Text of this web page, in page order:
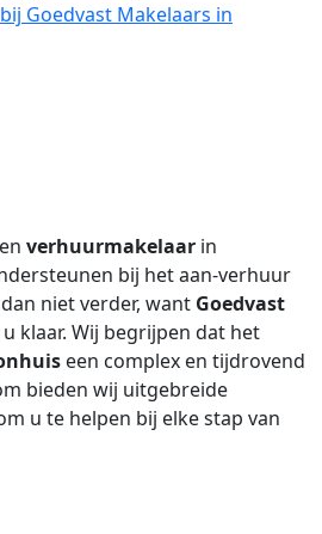
Goedvast Makelaars in
verhuurmakelaar in
bij het aan-verhuur
niet verder, want Goedvast
klaar. Wij begrijpen dat het
een complex en tijdrovend
bieden wij uitgebreide
u te helpen bij elke stap van